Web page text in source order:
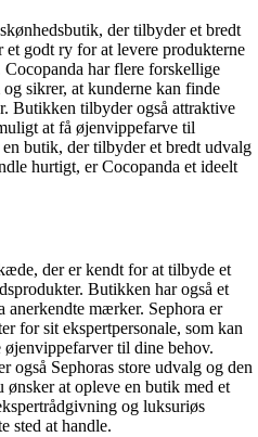
der tilbyder et bredt
godt ry for at levere produkterne
har flere forskellige
sikrer, at kunderne kan finde
Butikken tilbyder også attraktive
at få øjenvippefarve til
butik, der tilbyder et bredt udvalg
hurtigt, er Cocopanda et ideelt
der er kendt for at tilbyde et
Butikken har også et
mærker. Sephora er
for sit ekspertpersonale, som kan
til dine behov.
også Sephoras store udvalg og den
at opleve en butik med et
og luksuriøs
sted at handle.